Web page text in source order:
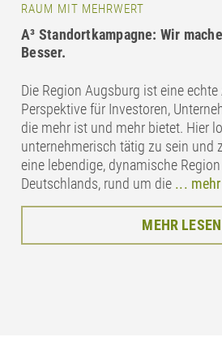
RAUM MIT MEHRWERT
A³ Standortkampagne: Wir
Besser.
Die Region Augsburg ist eine
Perspektive für Investoren,
die mehr ist und mehr bietet. Hier
unternehmerisch tätig zu sein und
eine lebendige, dynamische
Deutschlands, rund um die ... mehr
MEHR LESEN